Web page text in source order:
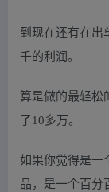
到现在还有在出
千的利润。
算是做的最轻松
了10多万。
如果你觉得是一
品，是一个百分